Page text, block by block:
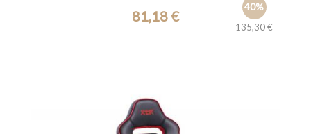
40%
135,30 €
81,18 €